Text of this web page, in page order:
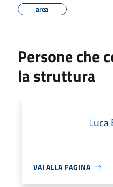
area
Persone che
la struttura
Luca
VAI ALLA PAGINA